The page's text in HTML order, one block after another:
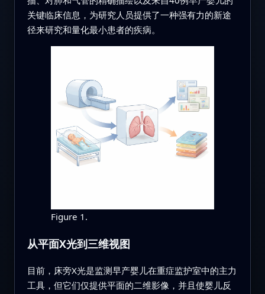
关键临床信息，为研究人员提供了一种强有力的新途
径来研究和量化最小患者的疾病。
Figure 1.
从平面X光到三维视图
目前，床旁X光是监测早产婴儿在重症监护室中的主力
工具，但它们仅提供平面的二维影像，并且使婴儿反